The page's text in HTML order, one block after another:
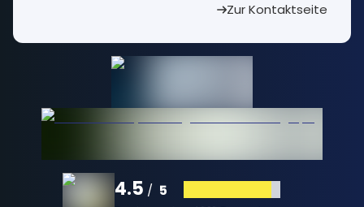
Zur Kontaktseite
4.5 / 5